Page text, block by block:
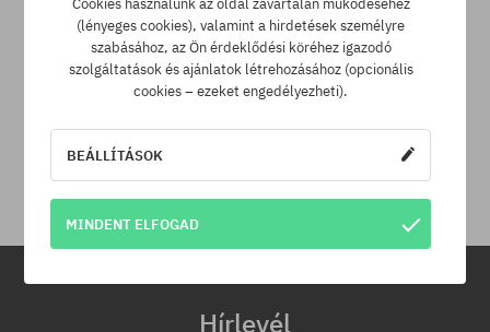
30 nap az áru viszaküldésére
Hírlevél
(lényeges cookies), valamint a hirdetések személyre
szabásához, az Ön érdeklődési köréhez igazodó
szolgáltatások és ajánlatok létrehozásához (opcionális
cookies – ezeket engedélyezheti).
BEÁLLÍTÁSOK
MINDENT ELFOGAD